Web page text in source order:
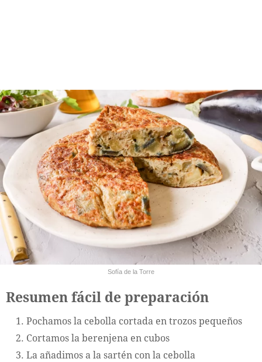
Sofía de la Torre
Resumen fácil de preparación
Pochamos la cebolla cortada en trozos pequeños
Cortamos la berenjena en cubos
La añadimos a la sartén con la cebolla